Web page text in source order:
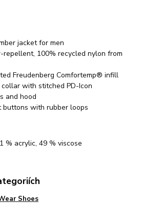
jacket for men
100% recycled nylon from
Freudenberg Comfortemp® infill
with stitched PD-Icon
and hood
buttons with rubber loops
% acrylic, 49 % viscose
Shoes